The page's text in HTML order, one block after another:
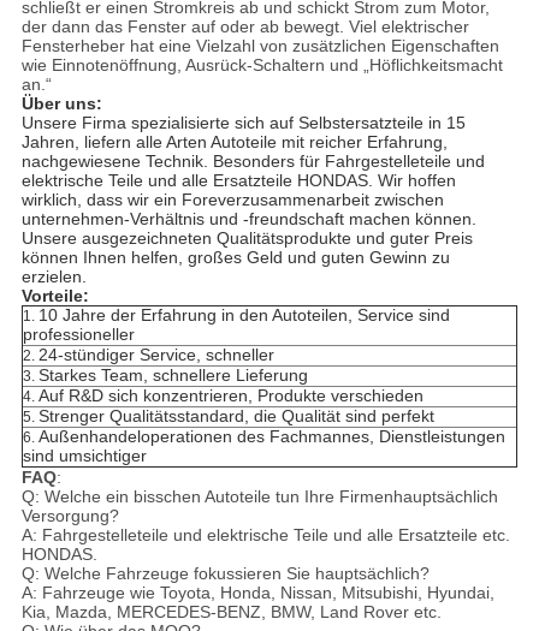
schließt er einen Stromkreis ab und schickt Strom zum Motor,
der dann das Fenster auf oder ab bewegt. Viel elektrischer
Fensterheber hat eine Vielzahl von zusätzlichen Eigenschaften
wie Einnotenöffnung, Ausrück-Schaltern und „Höflichkeitsmacht
an.“
Über uns:
Unsere Firma spezialisierte sich auf Selbstersatzteile in 15
Jahren, liefern alle Arten Autoteile mit reicher Erfahrung,
nachgewiesene Technik. Besonders für Fahrgestelleteile und
elektrische Teile und alle Ersatzteile HONDAS. Wir hoffen
wirklich, dass wir ein Foreverzusammenarbeit zwischen
unternehmen-Verhältnis und -freundschaft machen können.
Unsere ausgezeichneten Qualitätsprodukte und guter Preis
können Ihnen helfen, großes Geld und guten Gewinn zu
erzielen.
Vorteile:
1. 10 Jahre der Erfahrung in den Autoteilen, Service sind
professioneller
2. 24-stündiger Service, schneller
3. Starkes Team, schnellere Lieferung
4. Auf R&D sich konzentrieren, Produkte verschieden
5. Strenger Qualitätsstandard, die Qualität sind perfekt
6. Außenhandeloperationen des Fachmannes, Dienstleistungen
sind umsichtiger
FAQ:
Q: Welche ein bisschen Autoteile tun Ihre Firmenhauptsächlich
Versorgung?
A: Fahrgestelleteile und elektrische Teile und alle Ersatzteile etc.
HONDAS.
Q: Welche Fahrzeuge fokussieren Sie hauptsächlich?
A: Fahrzeuge wie Toyota, Honda, Nissan, Mitsubishi, Hyundai,
Kia, Mazda, MERCEDES-BENZ, BMW, Land Rover etc.